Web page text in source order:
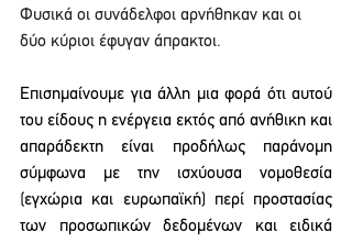
Φυσικά οι συνάδελφοι αρνήθηκαν και οι
δύο κύριοι έφυγαν άπρακτοι.
Επισημαίνουμε για άλλη μια φορά ότι αυτού
του είδους η ενέργεια εκτός από ανήθικη και
απαράδεκτη είναι προδήλως παράνομη
σύμφωνα με την ισχύουσα νομοθεσία
(εγχώρια και ευρωπαϊκή) περί προστασίας
των προσωπικών δεδομένων και ειδικά